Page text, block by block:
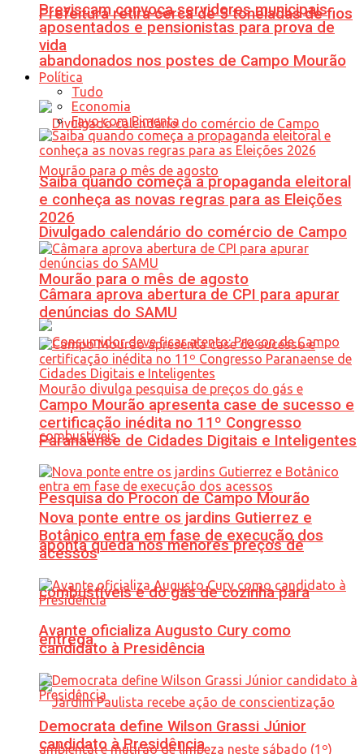
Prefeitura retira cerca de 5 toneladas de fios
abandonados nos postes de Campo Mourão
Divulgado calendário do comércio de Campo
Mourão para o mês de agosto
Pesquisa do Procon de Campo Mourão
aponta queda nos menores preços de
combustíveis e do gás de cozinha para
entrega
Previscam convoca servidores municipais
aposentados e pensionistas para prova de
vida
Política
Tudo
Economia
Favo com Pimenta
Saiba quando começa a propaganda eleitoral
e conheça as novas regras para as Eleições
2026
Câmara aprova abertura de CPI para apurar
denúncias do SAMU
Campo Mourão apresenta case de sucesso e
certificação inédita no 11º Congresso
Paranaense de Cidades Digitais e Inteligentes
Nova ponte entre os jardins Gutierrez e
Botânico entra em fase de execução dos
acessos
Avante oficializa Augusto Cury como
candidato à Presidência
Democrata define Wilson Grassi Júnior
candidato à Presidência